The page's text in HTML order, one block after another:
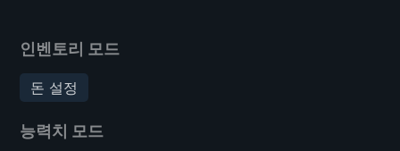
인벤토리 모드
돈 설정
능력치 모드